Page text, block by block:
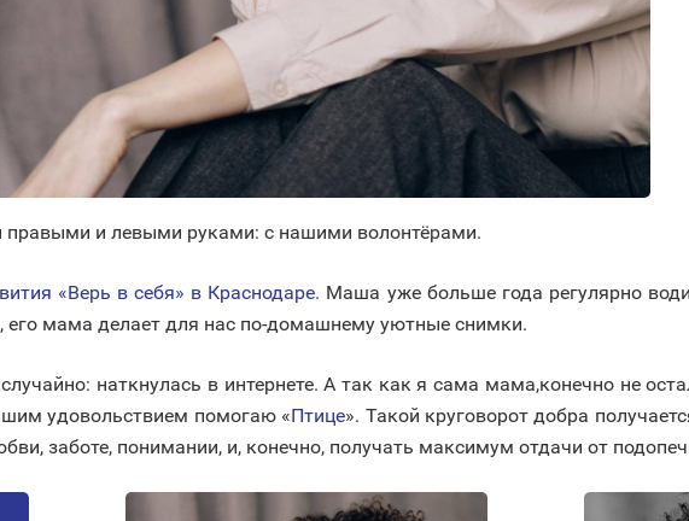
и левыми руками: с нашими волонтёрами.
«Верь в себя» в Краснодаре. Маша уже больше года регулярно
его мама делает для нас по-домашнему уютные снимки.
наткнулась в интернете. А так как я сама мама,конечно не
удовольствием помогаю «Птице». Такой круговорот добра
заботе, понимании, и, конечно, получать максимум отдачи от